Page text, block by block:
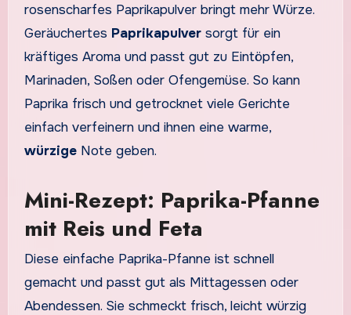
rosenscharfes Paprikapulver bringt mehr Würze.
Geräuchertes Paprikapulversorgt für ein
kräftiges Aroma und passt gut zu Eintöpfen,
Marinaden, Soßen oder Ofengemüse. So kann
Paprika frisch und getrocknet viele Gerichte
einfach verfeinern und ihnen eine warme,
würzigeNote geben.
Mini-Rezept: Paprika-Pfanne
mit Reis und Feta
Diese einfache Paprika-Pfanne ist schnell
gemacht und passt gut als Mittagessen oder
Abendessen. Sie schmeckt frisch, leicht würzig